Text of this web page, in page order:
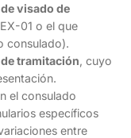
visado de
01 o el que
consulado).
tramitación, cuyo
el consulado
específicos
entre